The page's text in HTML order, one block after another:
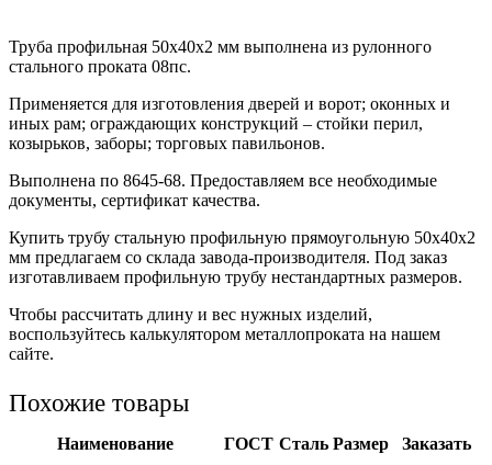
Труба профильная 50х40х2 мм выполнена из рулонного
стального проката 08пс.
Применяется для изготовления дверей и ворот; оконных и
иных рам; ограждающих конструкций – стойки перил,
козырьков, заборы; торговых павильонов.
Выполнена по 8645-68. Предоставляем все необходимые
документы, сертификат качества.
Купить трубу стальную профильную прямоугольную 50х40х2
мм предлагаем со склада завода-производителя. Под заказ
изготавливаем профильную трубу нестандартных размеров.
Чтобы рассчитать длину и вес нужных изделий,
воспользуйтесь калькулятором металлопроката на нашем
сайте.
Похожие товары
Наименование ГОСТ Сталь Размер
Заказать